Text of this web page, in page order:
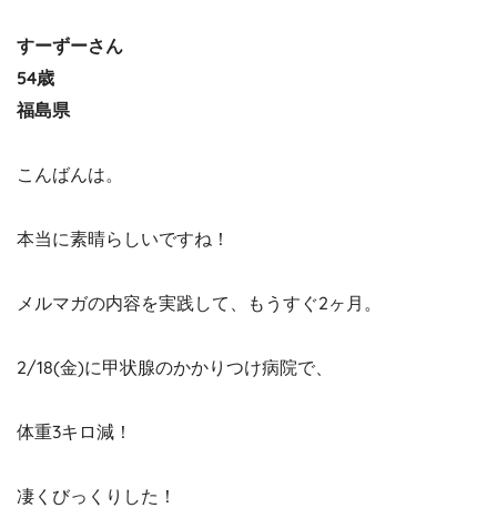
すーずーさん
54歳
福島県
こんばんは。
本当に素晴らしいですね！
メルマガの内容を実践して、もうすぐ2ヶ月。
2/18(金)に甲状腺のかかりつけ病院で、
体重3キロ減！
凄くびっくりした！